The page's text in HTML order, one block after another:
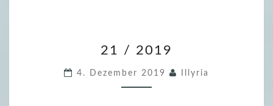
1
2
21 / 2019
4. Dezember 2019 Illyria